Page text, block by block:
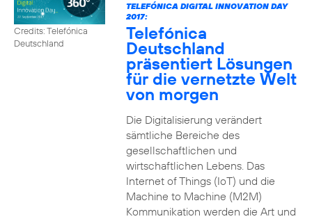
Credits: Telefónica
Deutschland
TELEFÓNICA DIGITAL INNOVATION DAY
2017:
Telefónica
Deutschland
präsentiert Lösungen
für die vernetzte Welt
von morgen
Die Digitalisierung verändert
sämtliche Bereiche des
gesellschaftlichen und
wirtschaftlichen Lebens. Das
Internet of Things (IoT) und die
Machine to Machine (M2M)
Kommunikation werden die Art und